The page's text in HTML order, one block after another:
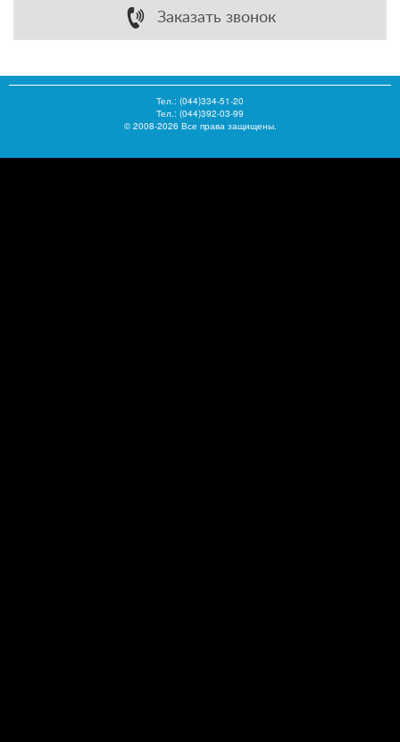
Заказать звонок
Тел.: (044)334-51-20
Тел.: (044)392-03-99
© 2008-2026 Все права защищены.